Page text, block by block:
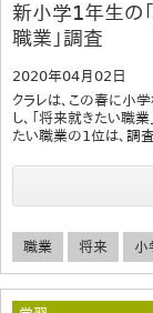
新小学1年生の
職業」調査
2020年04月02日
クラレは、この春に小
し、「将来就きたい職
たい職業の1位は、調
職業 将来 小